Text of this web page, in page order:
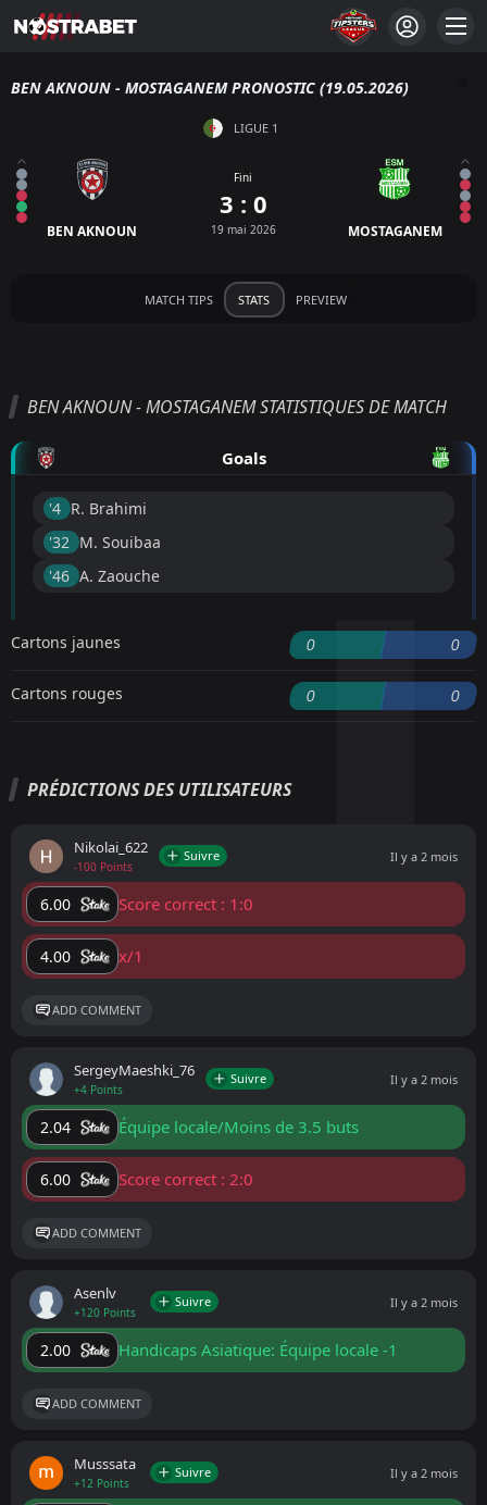
BEN AKNOUN - MOSTAGANEM PRONOSTIC (19.05.2026)
LIGUE 1
BEN AKNOUN
Fini
3 : 0
19 mai 2026 MOSTAGANEM
MATCH TIPS STATS PREVIEW
BEN AKNOUN - MOSTAGANEM STATISTIQUES DE MATCH
Goals
'4 ︎ R. Brahimi
'32 ︎ M. Souibaa
'46 ︎ A. Zaouche
Cartons jaunes 0 0
Cartons rouges 0 0
PRÉDICTIONS DES UTILISATEURS
Nikolai_622
-100 Points
Suivre Il y a 2 mois
6.00 Score correct : 1:0
4.00 x/1
ADD COMMENT
SergeyMaeshki_76
+4 Points
Suivre Il y a 2 mois
2.04 Équipe locale/Moins de 3.5 buts
6.00 Score correct : 2:0
ADD COMMENT
Asenlv
+120 Points
Suivre Il y a 2 mois
2.00 Handicaps Asiatique: Équipe locale -1
ADD COMMENT
Musssata
+12 Points
Suivre Il y a 2 mois